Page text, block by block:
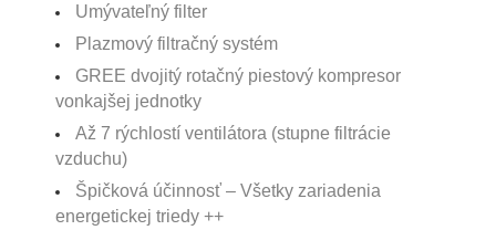
Umývateľný filter
Plazmový filtračný systém
GREE dvojitý rotačný piestový kompresor
vonkajšej jednotky
Až 7 rýchlostí ventilátora (stupne filtrácie
vzduchu)
Špičková účinnosť – Všetky zariadenia
energetickej triedy ++